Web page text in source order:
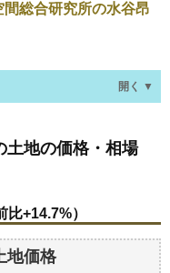
総合研究所の水谷昂
開く ▼
年前比+14.7%）
なる？
地の過去の売買事例
土地の価格・相場
+14.7%）
地価格